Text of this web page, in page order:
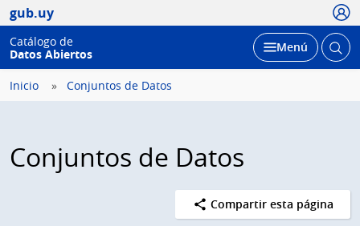
gub.uy
Catálogo de
Datos Abiertos
Desplegar
Menú Abrir
Inicio Conjuntos de Datos
Conjuntos de Datos
Compartir esta página